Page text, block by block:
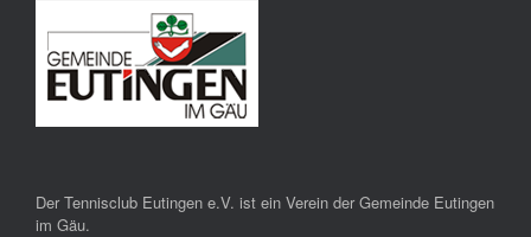
Der Tennisclub Eutingen e.V. ist ein Verein der Gemeinde Eutingen
im Gäu.